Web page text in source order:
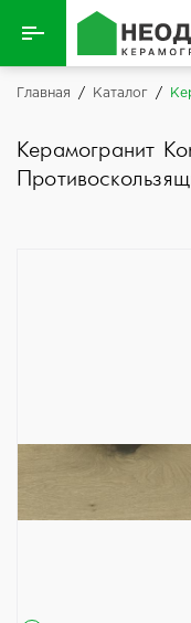
Назад
Керамическая плитка
Главная / Каталог /
Керамогранит